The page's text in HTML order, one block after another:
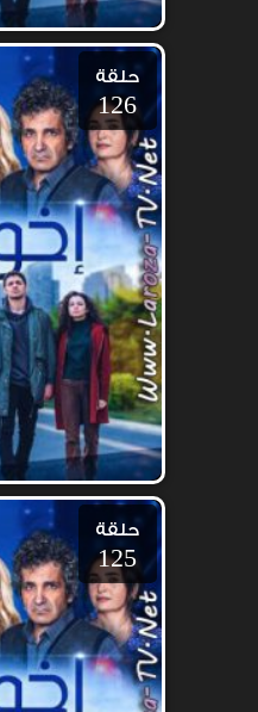
حلقة
126
حلقة
125